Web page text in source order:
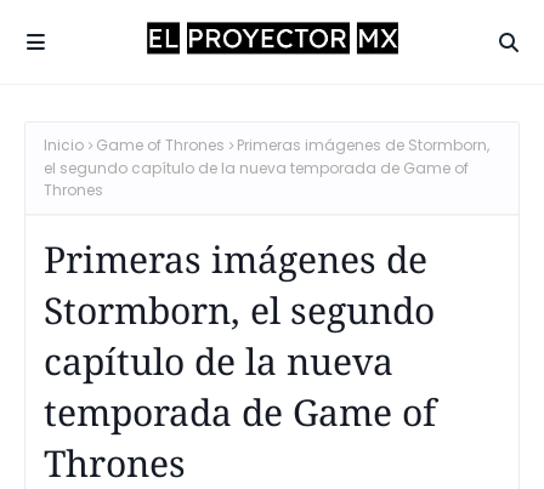
Inicio Game of Thrones
Primeras imágenes de Stormborn,
el segundo capítulo de la nueva temporada de Game of
Thrones
Primeras imágenes de
Stormborn, el segundo
capítulo de la nueva
temporada de Game of
Thrones